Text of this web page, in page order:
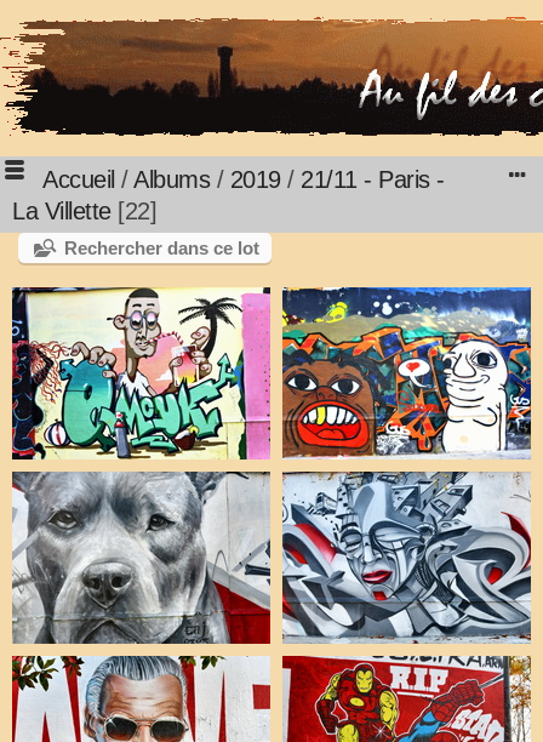
Accueil /Albums/ 2019/ 21/11 - Paris -
La Villette 22
Rechercher dans ce lot